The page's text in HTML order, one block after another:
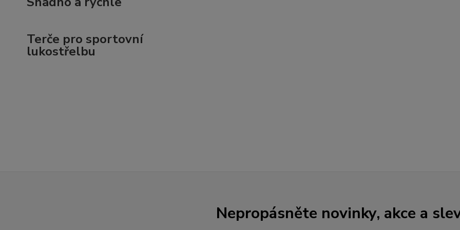
Terče pro sportovní
lukostřelbu
Nepropásněte novinky, akce a